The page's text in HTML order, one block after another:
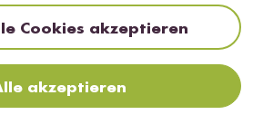
Cookies akzeptieren
akzeptieren